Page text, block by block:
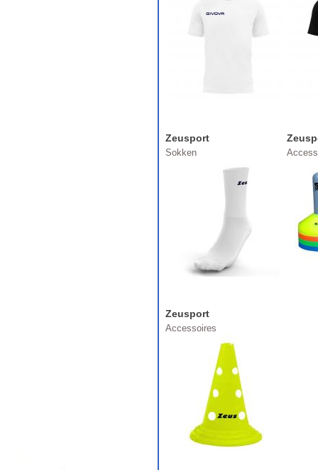
Zeusport
Sokken
Zeusport
Accessoires